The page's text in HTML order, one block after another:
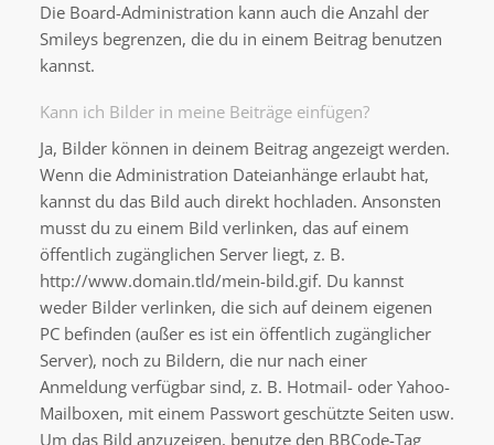
Die Board-Administration kann auch die Anzahl der
Smileys begrenzen, die du in einem Beitrag benutzen
kannst.
Kann ich Bilder in meine Beiträge einfügen?
Ja, Bilder können in deinem Beitrag angezeigt werden.
Wenn die Administration Dateianhänge erlaubt hat,
kannst du das Bild auch direkt hochladen. Ansonsten
musst du zu einem Bild verlinken, das auf einem
öffentlich zugänglichen Server liegt, z. B.
http://www.domain.tld/mein-bild.gif. Du kannst
weder Bilder verlinken, die sich auf deinem eigenen
PC befinden (außer es ist ein öffentlich zugänglicher
Server), noch zu Bildern, die nur nach einer
Anmeldung verfügbar sind, z. B. Hotmail- oder Yahoo-
Mailboxen, mit einem Passwort geschützte Seiten usw.
Um das Bild anzuzeigen, benutze den BBCode-Tag